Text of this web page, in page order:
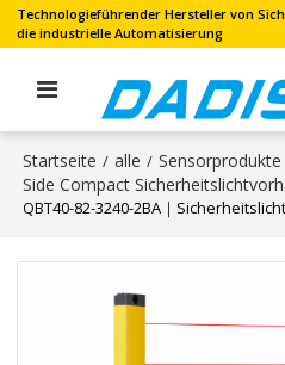
Technologieführender Hersteller von
die industrielle Automatisierung
Startseite / alle / Sensorprodukte
Side Compact
QBT40-82-3240-2BA｜